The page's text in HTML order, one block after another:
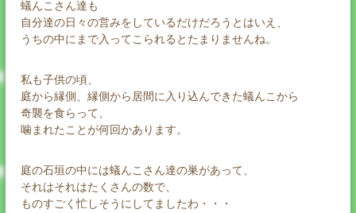
蟻んこさん達も
自分達の日々の営みをしているだけだろうとはいえ、
うちの中にまで入ってこられるとたまりませんね。
私も子供の頃、
庭から縁側、縁側から居間に入り込んできた蟻んこから
奇襲を食らって、
噛まれたことが何回かあります。
庭の石垣の中には蟻んこさん達の巣があって、
それはそれはたくさんの数で、
ものすごく忙しそうにしてましたわ・・・